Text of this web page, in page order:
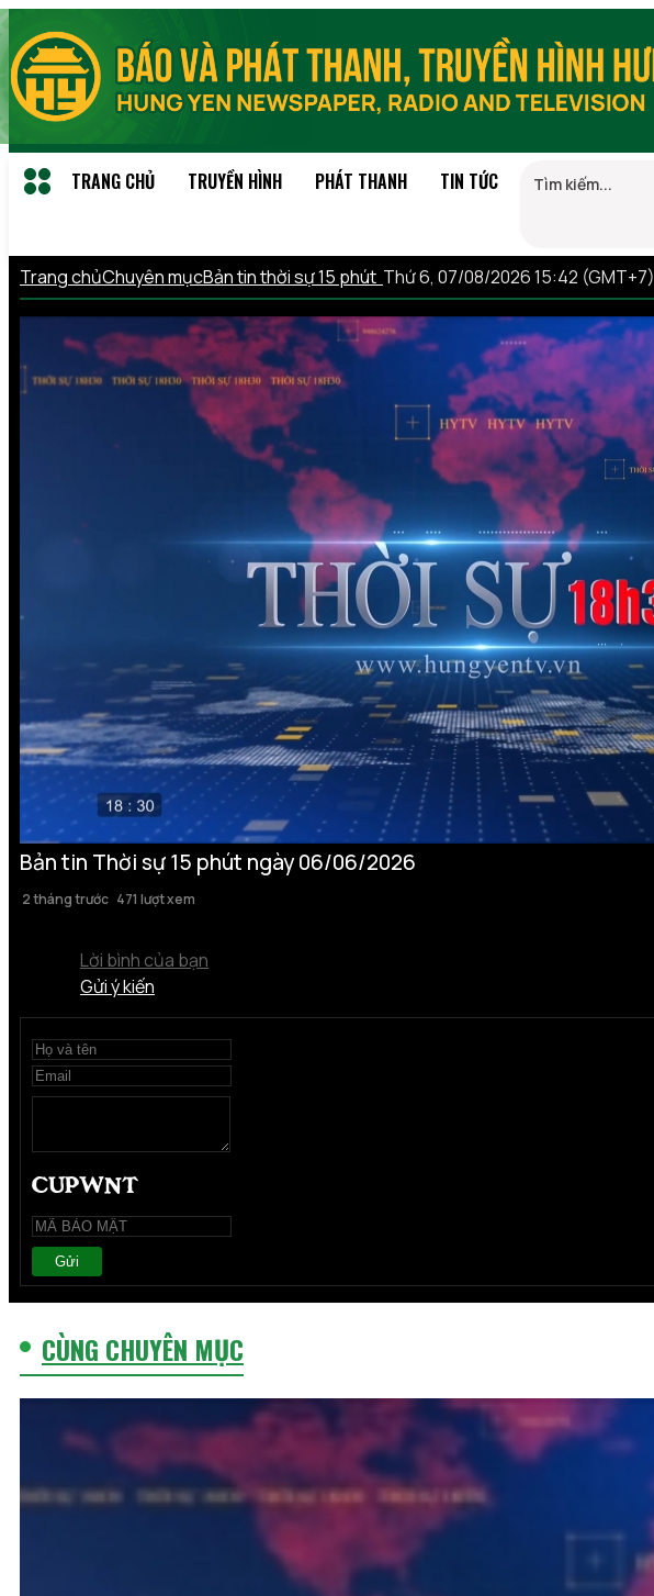
TRANG CHỦ TRUYỀN HÌNH PHÁT THANH TIN TỨC
Trang chủChuyên mụcBản tin thời sự 15 phút Thứ 6, 07/08/2026 15:42 (GMT+7)
Bản tin Thời sự 15 phút ngày 06/06/2026
2 tháng trước 471 lượt xem
Lời bình của bạn
Gửi ý kiến
Gửi
CÙNG CHUYÊN MỤC